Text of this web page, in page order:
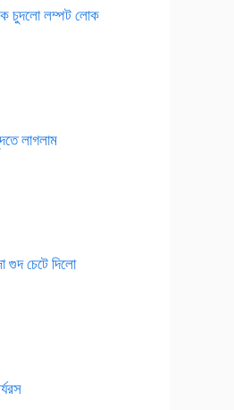
চুদলো লম্পট লোক
লাগলাম
গুদ চেটে দিলো